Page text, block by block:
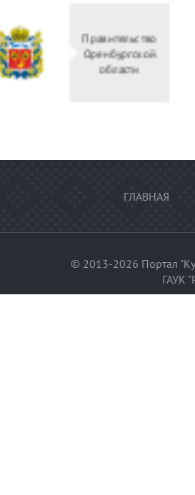
культуры
Российской
федерации
ГЛАВНАЯ
© 2013-2026 Портал
ГАУК